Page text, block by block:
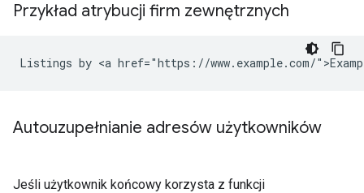
Przykład atrybucji firm zewnętrznych
Listings by <a href="https://www.example.com/
Autouzupełnianie adresów użytkowników
Jeśli użytkownik końcowy korzysta z funkcji